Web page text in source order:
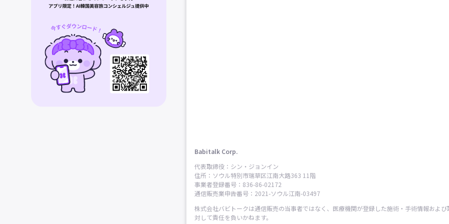
Babitalk Corp.
代表取締役：シン・ジョンイン
住所：ソウル特別市瑞草区江南大路363 11階
事業者登録番号：836-86-02172
通信販売業申告番号：2021-ソウル江南-03497
株式会社バビトークは通信販売の当事者ではなく、医療機関が登録した施術・手術情報および
対して責任を負いかねます。